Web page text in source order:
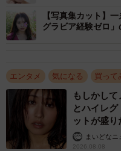
【写真集カット】
グラビア経験ゼロ
エンタメ 気になる 買って
もしかし
とハイレ
ットが盛
い」まいどな
2026.08.08